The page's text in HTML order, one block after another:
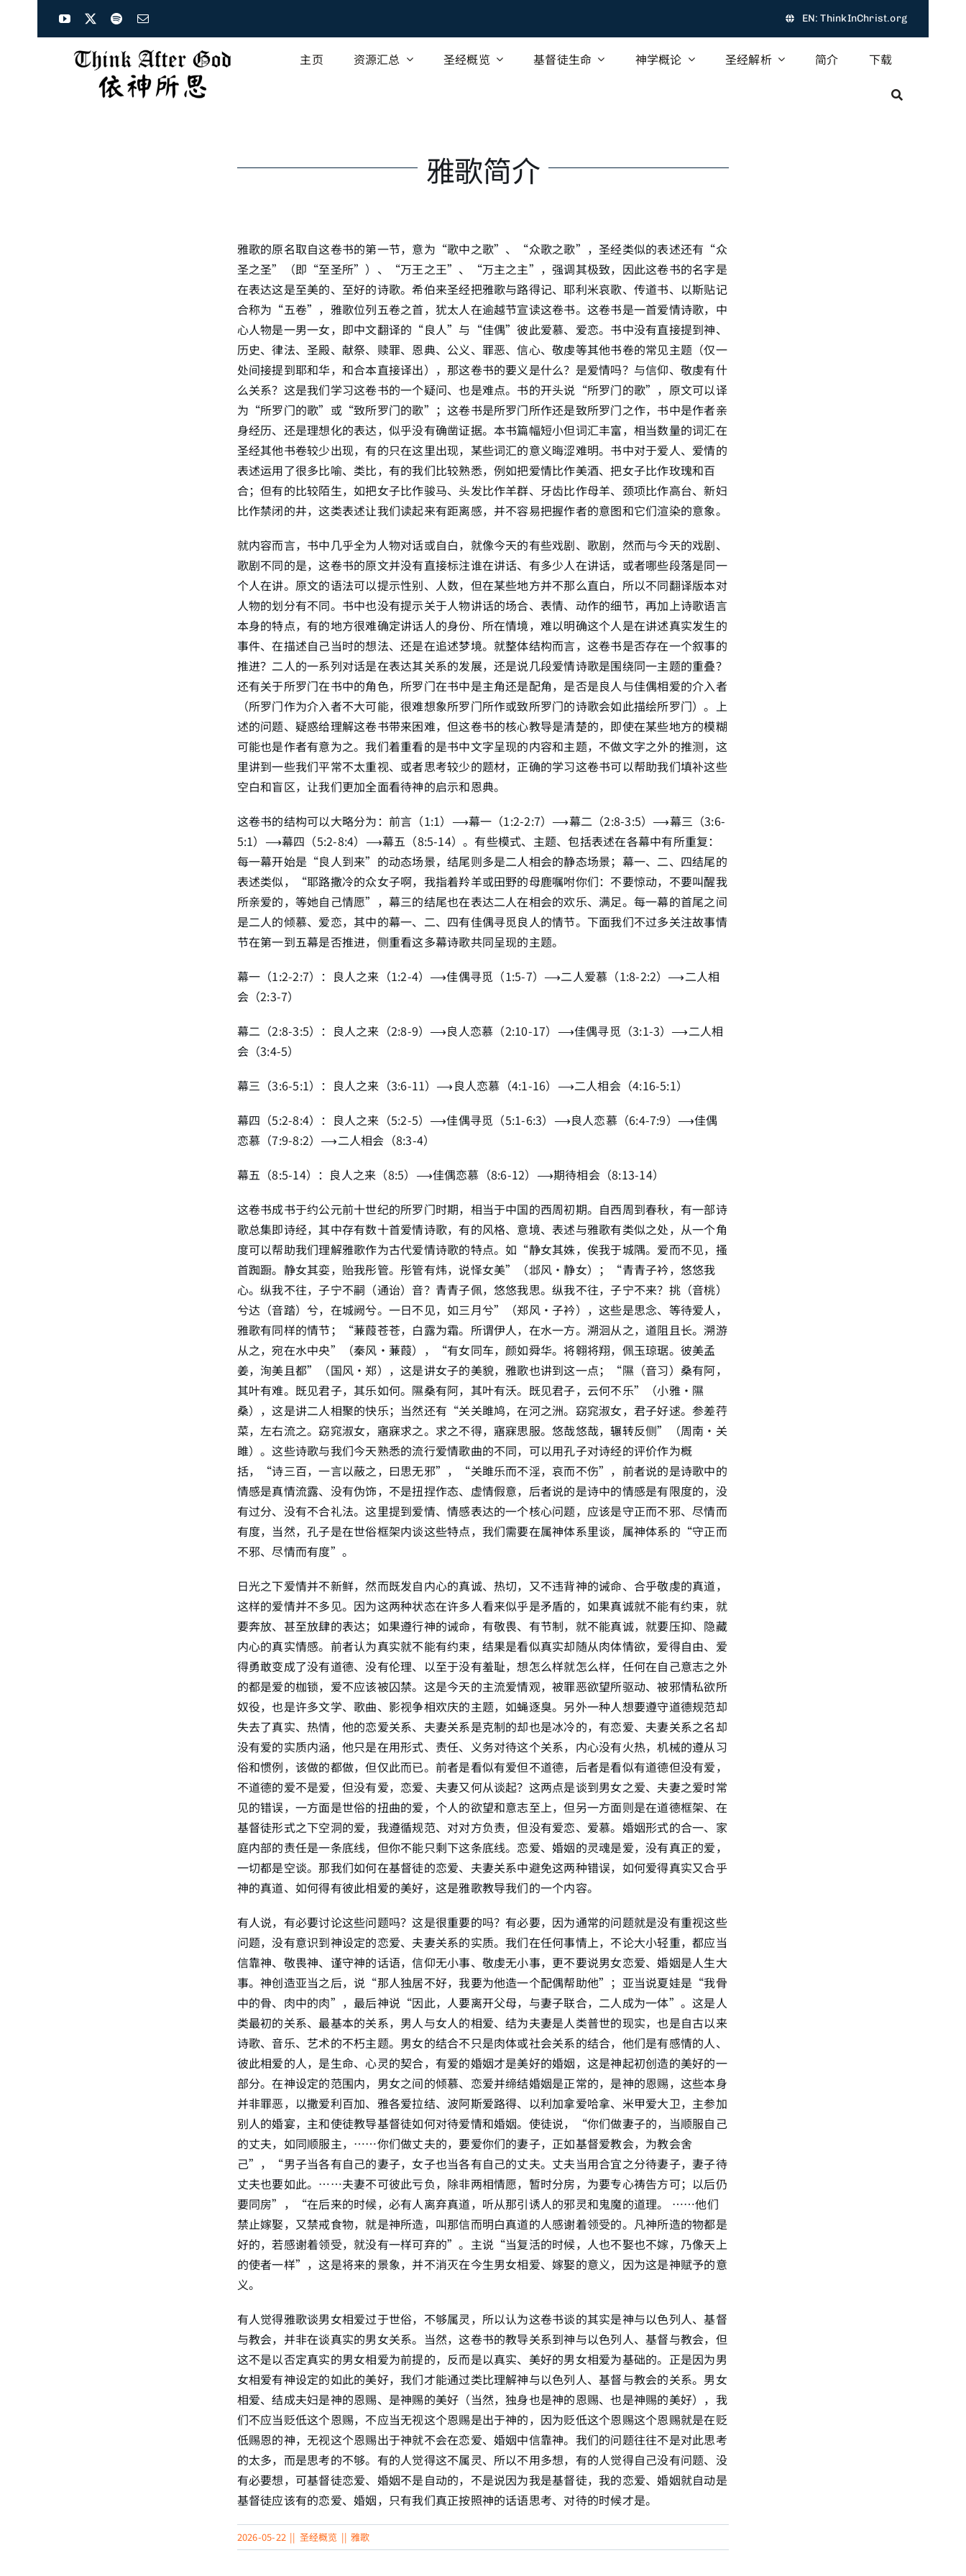
EN: ThinkInChrist.org
主页 资源汇总 圣经概览 基督徒生命 神学概论 圣经解析 简介 下载
雅歌简介
雅歌的原名取自这卷书的第一节，意为“歌中之歌”、“众歌之歌”，圣经类似的表述还有“众
圣之圣”（即“至圣所”）、“万王之王”、“万主之主”，强调其极致，因此这卷书的名字是
在表达这是至美的、至好的诗歌。希伯来圣经把雅歌与路得记、耶利米哀歌、传道书、以斯贴记
合称为“五卷”，雅歌位列五卷之首，犹太人在逾越节宣读这卷书。这卷书是一首爱情诗歌，中
心人物是一男一女，即中文翻译的“良人”与“佳偶”彼此爱慕、爱恋。书中没有直接提到神、
历史、律法、圣殿、献祭、赎罪、恩典、公义、罪恶、信心、敬虔等其他书卷的常见主题（仅一
处间接提到耶和华，和合本直接译出），那这卷书的要义是什么？是爱情吗？与信仰、敬虔有什
么关系？这是我们学习这卷书的一个疑问、也是难点。书的开头说“所罗门的歌”，原文可以译
为“所罗门的歌”或“致所罗门的歌”；这卷书是所罗门所作还是致所罗门之作，书中是作者亲
身经历、还是理想化的表达，似乎没有确凿证据。本书篇幅短小但词汇丰富，相当数量的词汇在
圣经其他书卷较少出现，有的只在这里出现，某些词汇的意义晦涩难明。书中对于爱人、爱情的
表述运用了很多比喻、类比，有的我们比较熟悉，例如把爱情比作美酒、把女子比作玫瑰和百
合；但有的比较陌生，如把女子比作骏马、头发比作羊群、牙齿比作母羊、颈项比作高台、新妇
比作禁闭的井，这类表述让我们读起来有距离感，并不容易把握作者的意图和它们渲染的意象。
就内容而言，书中几乎全为人物对话或自白，就像今天的有些戏剧、歌剧，然而与今天的戏剧、
歌剧不同的是，这卷书的原文并没有直接标注谁在讲话、有多少人在讲话，或者哪些段落是同一
个人在讲。原文的语法可以提示性别、人数，但在某些地方并不那么直白，所以不同翻译版本对
人物的划分有不同。书中也没有提示关于人物讲话的场合、表情、动作的细节，再加上诗歌语言
本身的特点，有的地方很难确定讲话人的身份、所在情境，难以明确这个人是在讲述真实发生的
事件、在描述自己当时的想法、还是在追述梦境。就整体结构而言，这卷书是否存在一个叙事的
推进？二人的一系列对话是在表达其关系的发展，还是说几段爱情诗歌是围绕同一主题的重叠？
还有关于所罗门在书中的角色，所罗门在书中是主角还是配角，是否是良人与佳偶相爱的介入者
（所罗门作为介入者不大可能，很难想象所罗门所作或致所罗门的诗歌会如此描绘所罗门）。上
述的问题、疑惑给理解这卷书带来困难，但这卷书的核心教导是清楚的，即使在某些地方的模糊
可能也是作者有意为之。我们着重看的是书中文字呈现的内容和主题，不做文字之外的推测，这
里讲到一些我们平常不太重视、或者思考较少的题材，正确的学习这卷书可以帮助我们填补这些
空白和盲区，让我们更加全面看待神的启示和恩典。
这卷书的结构可以大略分为：前言（1:1）⟶幕一（1:2-2:7）⟶幕二（2:8-3:5）⟶幕三（3:6-
5:1）⟶幕四（5:2-8:4）⟶幕五（8:5-14）。有些模式、主题、包括表述在各幕中有所重复：
每一幕开始是“良人到来”的动态场景，结尾则多是二人相会的静态场景；幕一、二、四结尾的
表述类似，“耶路撒冷的众女子啊，我指着羚羊或田野的母鹿嘱咐你们：不要惊动，不要叫醒我
所亲爱的，等她自己情愿”，幕三的结尾也在表达二人在相会的欢乐、满足。每一幕的首尾之间
是二人的倾慕、爱恋，其中的幕一、二、四有佳偶寻觅良人的情节。下面我们不过多关注故事情
节在第一到五幕是否推进，侧重看这多幕诗歌共同呈现的主题。
幕一（1:2-2:7）：良人之来（1:2-4）⟶佳偶寻觅（1:5-7）⟶二人爱慕（1:8-2:2）⟶二人相
会（2:3-7）
幕二（2:8-3:5）：良人之来（2:8-9）⟶良人恋慕（2:10-17）⟶佳偶寻觅（3:1-3）⟶二人相
会（3:4-5）
幕三（3:6-5:1）：良人之来（3:6-11）⟶良人恋慕（4:1-16）⟶二人相会（4:16-5:1）
幕四（5:2-8:4）：良人之来（5:2-5）⟶佳偶寻觅（5:1-6:3）⟶良人恋慕（6:4-7:9）⟶佳偶
恋慕（7:9-8:2）⟶二人相会（8:3-4）
幕五（8:5-14）：良人之来（8:5）⟶佳偶恋慕（8:6-12）⟶期待相会（8:13-14）
这卷书成书于约公元前十世纪的所罗门时期，相当于中国的西周初期。自西周到春秋，有一部诗
歌总集即诗经，其中存有数十首爱情诗歌，有的风格、意境、表述与雅歌有类似之处，从一个角
度可以帮助我们理解雅歌作为古代爱情诗歌的特点。如“静女其姝，俟我于城隅。爱而不见，搔
首踟蹰。静女其娈，贻我彤管。彤管有炜，说怿女美”（邶风·静女）；“青青子衿，悠悠我
心。纵我不往，子宁不嗣（通诒）音？青青子佩，悠悠我思。纵我不往，子宁不来？挑（音桃）
兮达（音踏）兮，在城阙兮。一日不见，如三月兮”（郑风•子衿），这些是思念、等待爱人，
雅歌有同样的情节；“蒹葭苍苍，白露为霜。所谓伊人，在水一方。溯洄从之，道阻且长。溯游
从之，宛在水中央”（秦风·蒹葭），“有女同车，颜如舜华。将翱将翔，佩玉琼琚。彼美孟
姜，洵美且都”（国风·郑），这是讲女子的美貌，雅歌也讲到这一点；“隰（音习）桑有阿，
其叶有难。既见君子，其乐如何。隰桑有阿，其叶有沃。既见君子，云何不乐”（小雅·隰
桑），这是讲二人相聚的快乐；当然还有“关关雎鸠，在河之洲。窈窕淑女，君子好逑。参差荇
菜，左右流之。窈窕淑女，寤寐求之。求之不得，寤寐思服。悠哉悠哉，辗转反侧”（周南·关
雎）。这些诗歌与我们今天熟悉的流行爱情歌曲的不同，可以用孔子对诗经的评价作为概
括，“诗三百，一言以蔽之，曰思无邪”，“关雎乐而不淫，哀而不伤”，前者说的是诗歌中的
情感是真情流露、没有伪饰，不是扭捏作态、虚情假意，后者说的是诗中的情感是有限度的，没
有过分、没有不合礼法。这里提到爱情、情感表达的一个核心问题，应该是守正而不邪、尽情而
有度，当然，孔子是在世俗框架内谈这些特点，我们需要在属神体系里谈，属神体系的“守正而
不邪、尽情而有度”。
日光之下爱情并不新鲜，然而既发自内心的真诚、热切，又不违背神的诫命、合乎敬虔的真道，
这样的爱情并不多见。因为这两种状态在许多人看来似乎是矛盾的，如果真诚就不能有约束，就
要奔放、甚至放肆的表达；如果遵行神的诫命，有敬畏、有节制，就不能真诚，就要压抑、隐藏
内心的真实情感。前者认为真实就不能有约束，结果是看似真实却随从肉体情欲，爱得自由、爱
得勇敢变成了没有道德、没有伦理、以至于没有羞耻，想怎么样就怎么样，任何在自己意志之外
的都是爱的枷锁，爱不应该被囚禁。这是今天的主流爱情观，被罪恶欲望所驱动、被邪情私欲所
奴役，也是许多文学、歌曲、影视争相欢庆的主题，如蝇逐臭。另外一种人想要遵守道德规范却
失去了真实、热情，他的恋爱关系、夫妻关系是克制的却也是冰冷的，有恋爱、夫妻关系之名却
没有爱的实质内涵，他只是在用形式、责任、义务对待这个关系，内心没有火热，机械的遵从习
俗和惯例，该做的都做，但仅此而已。前者是看似有爱但不道德，后者是看似有道德但没有爱，
不道德的爱不是爱，但没有爱，恋爱、夫妻又何从谈起？这两点是谈到男女之爱、夫妻之爱时常
见的错误，一方面是世俗的扭曲的爱，个人的欲望和意志至上，但另一方面则是在道德框架、在
基督徒形式之下空洞的爱，我遵循规范、对对方负责，但没有爱恋、爱慕。婚姻形式的合一、家
庭内部的责任是一条底线，但你不能只剩下这条底线。恋爱、婚姻的灵魂是爱，没有真正的爱，
一切都是空谈。那我们如何在基督徒的恋爱、夫妻关系中避免这两种错误，如何爱得真实又合乎
神的真道、如何得有彼此相爱的美好，这是雅歌教导我们的一个内容。
有人说，有必要讨论这些问题吗？这是很重要的吗？有必要，因为通常的问题就是没有重视这些
问题，没有意识到神设定的恋爱、夫妻关系的实质。我们在任何事情上，不论大小轻重，都应当
信靠神、敬畏神、谨守神的话语，信仰无小事、敬虔无小事，更不要说男女恋爱、婚姻是人生大
事。神创造亚当之后，说“那人独居不好，我要为他造一个配偶帮助他”；亚当说夏娃是“我骨
中的骨、肉中的肉”，最后神说“因此，人要离开父母，与妻子联合，二人成为一体”。这是人
类最初的关系、最基本的关系，男人与女人的相爱、结为夫妻是人类普世的现实，也是自古以来
诗歌、音乐、艺术的不朽主题。男女的结合不只是肉体或社会关系的结合，他们是有感情的人、
彼此相爱的人，是生命、心灵的契合，有爱的婚姻才是美好的婚姻，这是神起初创造的美好的一
部分。在神设定的范围内，男女之间的倾慕、恋爱并缔结婚姻是正常的，是神的恩赐，这些本身
并非罪恶，以撒爱利百加、雅各爱拉结、波阿斯爱路得、以利加拿爱哈拿、米甲爱大卫，主参加
别人的婚宴，主和使徒教导基督徒如何对待爱情和婚姻。使徒说，“你们做妻子的，当顺服自己
的丈夫，如同顺服主，……你们做丈夫的，要爱你们的妻子，正如基督爱教会，为教会舍
己”，“男子当各有自己的妻子，女子也当各有自己的丈夫。丈夫当用合宜之分待妻子，妻子待
丈夫也要如此。……夫妻不可彼此亏负，除非两相情愿，暂时分房，为要专心祷告方可；以后仍
要同房”，“在后来的时候，必有人离弃真道，听从那引诱人的邪灵和鬼魔的道理。 ……他们
禁止嫁娶，又禁戒食物，就是神所造，叫那信而明白真道的人感谢着领受的。凡神所造的物都是
好的，若感谢着领受，就没有一样可弃的”。主说“当复活的时候，人也不娶也不嫁，乃像天上
的使者一样”，这是将来的景象，并不消灭在今生男女相爱、嫁娶的意义，因为这是神赋予的意
义。
有人觉得雅歌谈男女相爱过于世俗，不够属灵，所以认为这卷书谈的其实是神与以色列人、基督
与教会，并非在谈真实的男女关系。当然，这卷书的教导关系到神与以色列人、基督与教会，但
这不是以否定真实的男女相爱为前提的，反而是以真实、美好的男女相爱为基础的。正是因为男
女相爱有神设定的如此的美好，我们才能通过类比理解神与以色列人、基督与教会的关系。男女
相爱、结成夫妇是神的恩赐、是神赐的美好（当然，独身也是神的恩赐、也是神赐的美好），我
们不应当贬低这个恩赐，不应当无视这个恩赐是出于神的，因为贬低这个恩赐这个恩赐就是在贬
低赐恩的神，无视这个恩赐出于神就不会在恋爱、婚姻中信靠神。我们的问题往往不是对此思考
的太多，而是思考的不够。有的人觉得这不属灵、所以不用多想，有的人觉得自己没有问题、没
有必要想，可基督徒恋爱、婚姻不是自动的，不是说因为我是基督徒，我的恋爱、婚姻就自动是
基督徒应该有的恋爱、婚姻，只有我们真正按照神的话语思考、对待的时候才是。
2026-05-22 || 圣经概览 || 雅歌